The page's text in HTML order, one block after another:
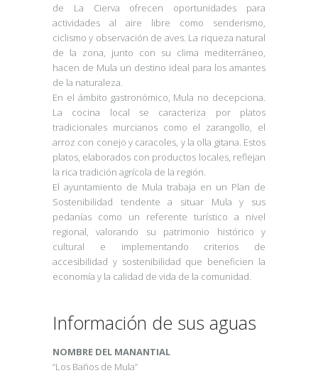
de La Cierva ofrecen oportunidades para
actividades al aire libre como senderismo,
ciclismo y observación de aves. La riqueza natural
de la zona, junto con su clima mediterráneo,
hacen de Mula un destino ideal para los amantes
de la naturaleza.
En el ámbito gastronómico, Mula no decepciona.
La cocina local se caracteriza por platos
tradicionales murcianos como el zarangollo, el
arroz con conejo y caracoles, y la olla gitana. Estos
platos, elaborados con productos locales, reflejan
la rica tradición agrícola de la región.
El ayuntamiento de Mula trabaja en un Plan de
Sostenibilidad tendente a situar Mula y sus
pedanías como un referente turístico a nivel
regional, valorando su patrimonio histórico y
cultural e implementando criterios de
accesibilidad y sostenibilidad que beneficien la
economía y la calidad de vida de la comunidad.
Información de sus aguas
NOMBRE DEL MANANTIAL
“Los Baños de Mula”